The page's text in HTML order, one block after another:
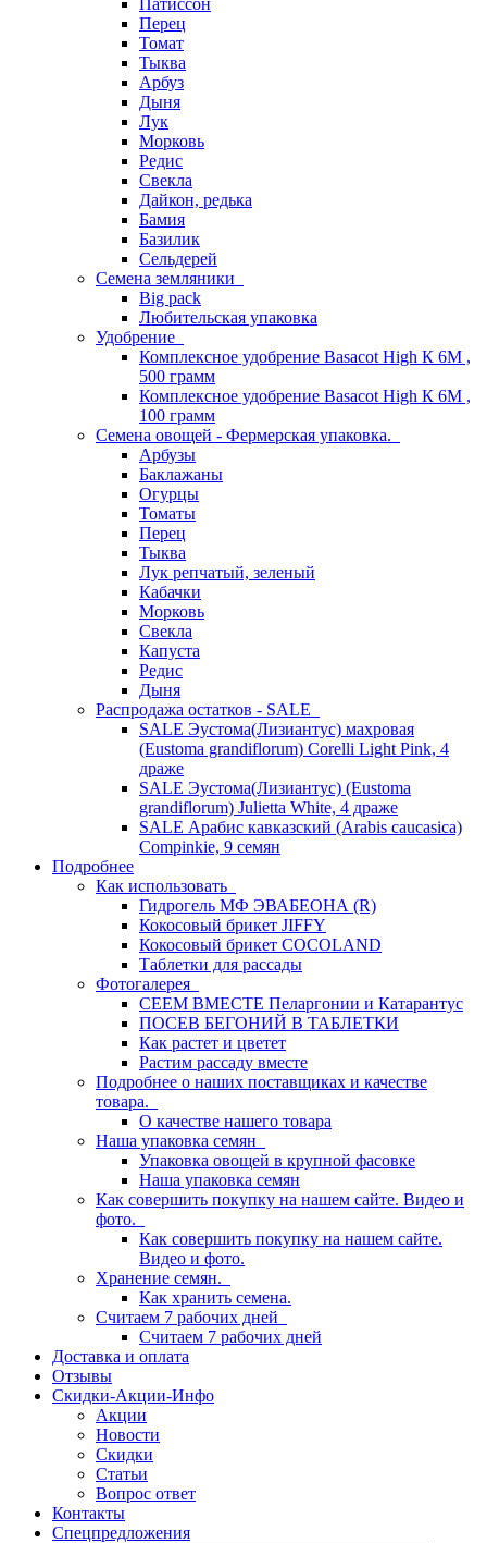
Патиссон
Перец
Томат
Тыква
Арбуз
Дыня
Лук
Морковь
Редис
Свекла
Дайкон, редька
Бамия
Базилик
Сельдерей
Семена земляники
Big pack
Любительская упаковка
Удобрение
Комплексное удобрение Basacot High К 6M ,
500 грамм
Комплексное удобрение Basacot High К 6M ,
100 грамм
Семена овощей - Фермерская упаковка.
Арбузы
Баклажаны
Огурцы
Томаты
Перец
Тыква
Лук репчатый, зеленый
Кабачки
Морковь
Свекла
Капуста
Редис
Дыня
Распродажа остатков - SALE
SALE Эустома(Лизиантус) махровая
(Eustoma grandiflorum) Corelli Light Pink, 4
драже
SALE Эустома(Лизиантус) (Eustoma
grandiflorum) Julietta White, 4 драже
SALE Арабис кавказский (Arabis caucasica)
Compinkie, 9 семян
Подробнее
Как использовать
Гидрогель МФ ЭВАБЕОНА (R)
Кокосовый брикет JIFFY
Кокосовый брикет COCOLAND
Таблетки для рассады
Фотогалерея
СЕЕМ ВМЕСТЕ Пеларгонии и Катарантус
ПОСЕВ БЕГОНИЙ В ТАБЛЕТКИ
Как растет и цветет
Растим рассаду вместе
Подробнее о наших поставщиках и качестве
товара.
О качестве нашего товара
Наша упаковка семян
Упаковка овощей в крупной фасовке
Наша упаковка семян
Как совершить покупку на нашем сайте. Видео и
фото.
Как совершить покупку на нашем сайте.
Видео и фото.
Хранение семян.
Как хранить семена.
Считаем 7 рабочих дней
Считаем 7 рабочих дней
Доставка и оплата
Отзывы
Скидки-Акции-Инфо
Акции
Новости
Скидки
Статьи
Вопрос ответ
Контакты
Спецпредложения